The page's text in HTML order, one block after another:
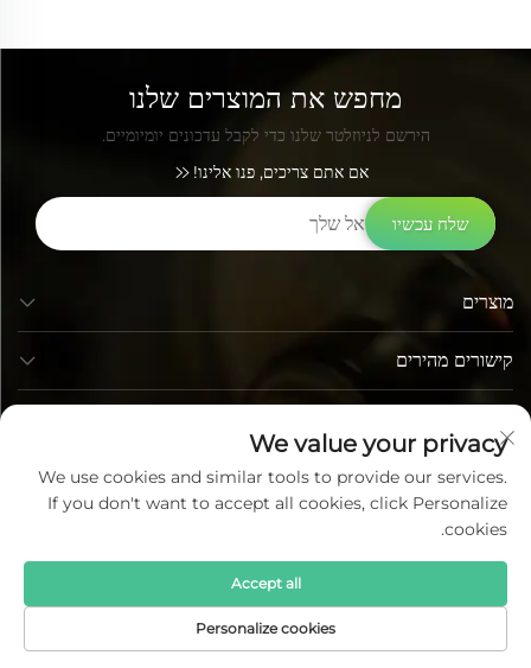
מחפש את המוצרים שלנו
הירשם לניוזלטר שלנו כדי לקבל עדכונים יומיומיים.
אם אתם צריכים, פנו אלינו!
שלח עכשיו
קישורים מהירים
מוצרים
כל הזכויות שמורות © לומי טכנולוגיית פוטואלקטריק בעמ כל הזכויות
שמורות —
We value your privacy
We use cookies and similar tools to provide our services.
If you don't want to accept all cookies, click Personalize
cookies.
Personalize cookies
Accept all